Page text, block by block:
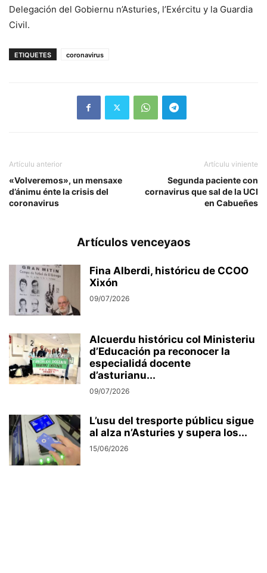
Delegación del Gobiernu n’Asturies, l’Exércitu y la Guardia
Civil.
ETIQUETES coronavirus
Artículu anterior
«Volveremos», un mensaxe
d’ánimu énte la crisis del
coronavirus
Artículu viniente
Segunda paciente con
cornavirus que sal de la UCI
en Cabueñes
Artículos venceyaos
Fina Alberdi, históricu de CCOO
Xixón
09/07/2026
Alcuerdu históricu col Ministeriu
d’Educación pa reconocer la
especialidá docente
d’asturianu...
09/07/2026
L’usu del tresporte públicu sigue
al alza n’Asturies y supera los...
15/06/2026